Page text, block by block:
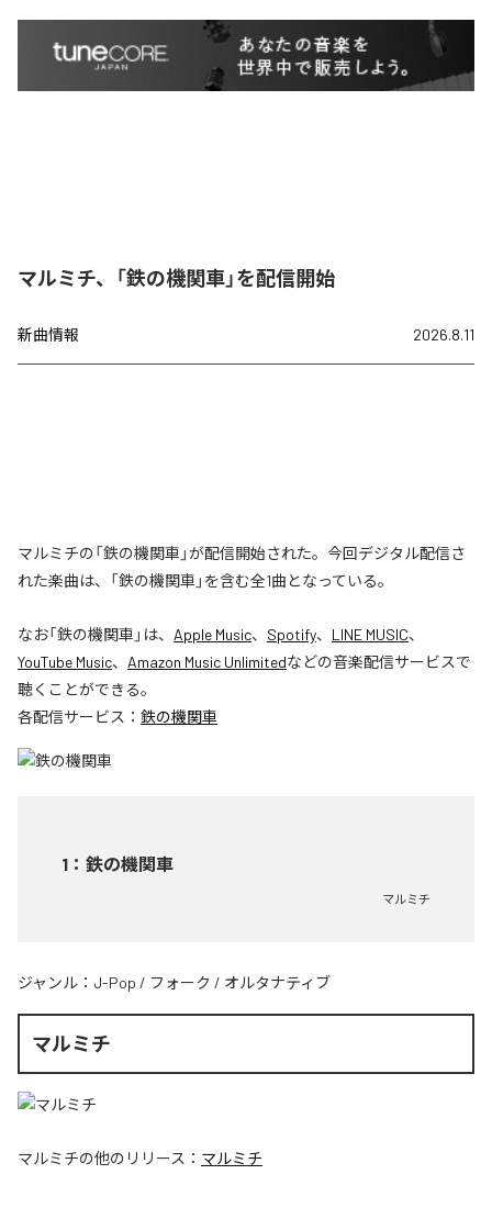
マルミチ、「鉄の機関車」を配信開始
新曲情報 2026.8.11
マルミチの「鉄の機関車」が配信開始された。今回デジタル配信さ
れた楽曲は、「鉄の機関車」を含む全1曲となっている。
なお「鉄の機関車 」は、 Apple Music、 Spotify、 LINE MUSIC、
YouTube Music、 Amazon Music Unlimitedなどの音楽配信サービスで
聴くことができる。
各配信サービス： 鉄の機関車
1 ： 鉄の機関車
マルミチ
ジャンル： J-Pop / フォーク / オルタナティブ
マルミチ
マルミチの他のリリース： マルミチ